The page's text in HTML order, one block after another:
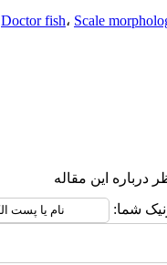
Doctor fish، Scale
درباره این مقاله
شما: